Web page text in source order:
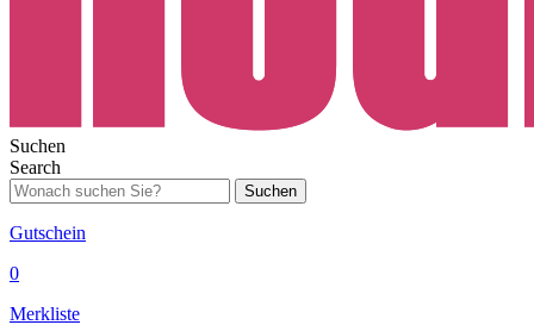
Suchen
Search
Suchen
Gutschein
0
Merkliste